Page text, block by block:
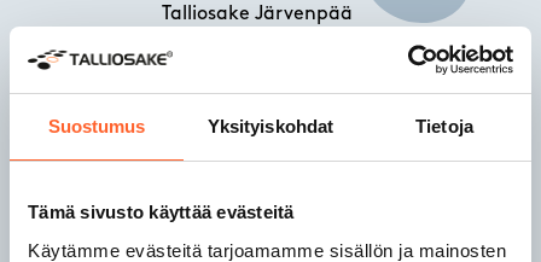
Suostumus Yksityiskohdat Tietoja
Tämä sivusto käyttää evästeitä
Käytämme evästeitä tarjoamamme sisällön ja mainosten
Talliosake Järvenpää
Talliosake Jyväskylä
Talliosake Kaarina
Talliosake Kempele